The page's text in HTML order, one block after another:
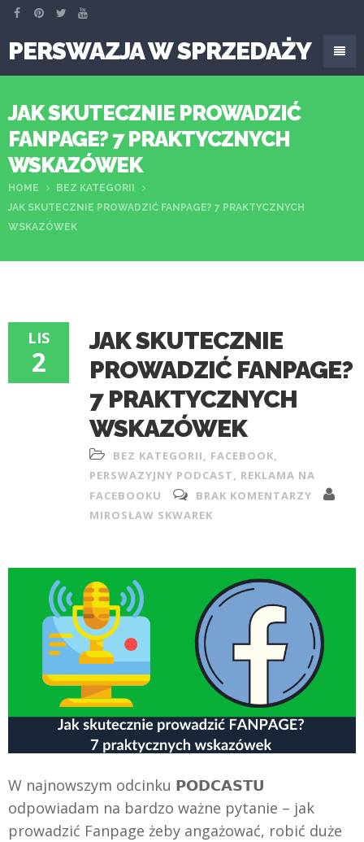
PERSWAZJA W SPRZEDAŻY
JAK SKUTECZNIE PROWADZIĆ
FANPAGE? 7 PRAKTYCZNYCH
WSKAZÓWEK
HOME
BEZ KATEGORII
JAK SKUTECZNIE PROWADZIĆ FANPAGE? 7 PRAKTYCZNYCH
WSKAZÓWEK
LIS
2
JAK SKUTECZNIE
PROWADZIĆ FANPAGE?
7 PRAKTYCZNYCH
WSKAZÓWEK
BEZ KATEGORII, FACEBOOK,
PERSWAZYJNY PODCAST, REKLAMA NA
FACEBOOKU
BRAK KOMENTARZY
MIROSŁAW SKWAREK
W najnowszym odcinku 𝗣𝗢𝗗𝗖𝗔𝗦𝗧𝗨
odpowiadam na bardzo ważne pytanie – jak
prowadzić Fanpage żeby angażować, robić duże